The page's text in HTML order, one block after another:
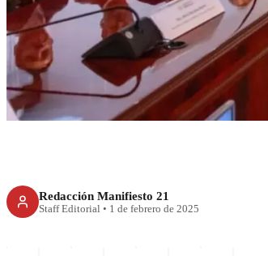
México afina
de
Redacción Manifiesto 21
Staff Editorial • 1 de febrero de 2025